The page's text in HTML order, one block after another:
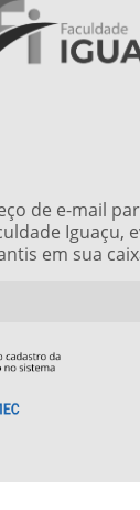
de e-mail
Iguaçu,
em sua